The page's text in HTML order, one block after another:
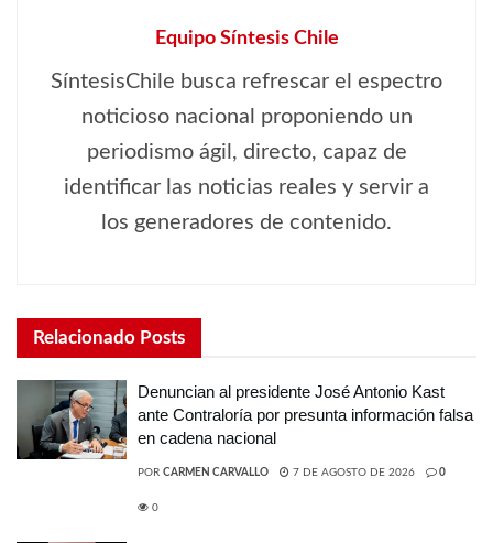
Equipo Síntesis Chile
SíntesisChile busca refrescar el espectro
noticioso nacional proponiendo un
periodismo ágil, directo, capaz de
identificar las noticias reales y servir a
los generadores de contenido.
Relacionado Posts
Denuncian al presidente José Antonio Kast
ante Contraloría por presunta información falsa
en cadena nacional
POR CARMEN CARVALLO 7 DE AGOSTO DE 2026 0
0